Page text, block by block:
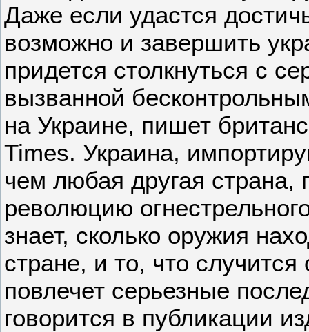
Даже если удастся
возможно и завершить
придется столкнуться с
вызванной
на Украине, пишет
Times. Украина,
чем любая другая страна,
революцию
знает, сколько оружия
стране, и то, что
повлечет серьезные
говорится в публикации